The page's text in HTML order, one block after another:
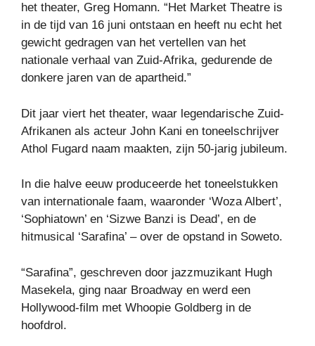
het theater, Greg Homann. “Het Market Theatre is
in de tijd van 16 juni ontstaan ​​en heeft nu echt het
gewicht gedragen van het vertellen van het
nationale verhaal van Zuid-Afrika, gedurende de
donkere jaren van de apartheid.”
Dit jaar viert het theater, waar legendarische Zuid-
Afrikanen als acteur John Kani en toneelschrijver
Athol Fugard naam maakten, zijn 50-jarig jubileum.
In die halve eeuw produceerde het toneelstukken
van internationale faam, waaronder ‘Woza Albert’,
‘Sophiatown’ en ‘Sizwe Banzi is Dead’, en de
hitmusical ‘Sarafina’ – over de opstand in Soweto.
“Sarafina”, geschreven door jazzmuzikant Hugh
Masekela, ging naar Broadway en werd een
Hollywood-film met Whoopie Goldberg in de
hoofdrol.